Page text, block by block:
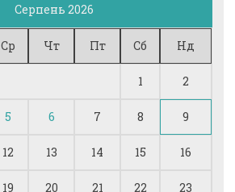
Серпень 2026
Ср Чт Пт Сб Нд
1 2
5 6 7 8 9
12 13 14 15 16
19 20 21 22 23